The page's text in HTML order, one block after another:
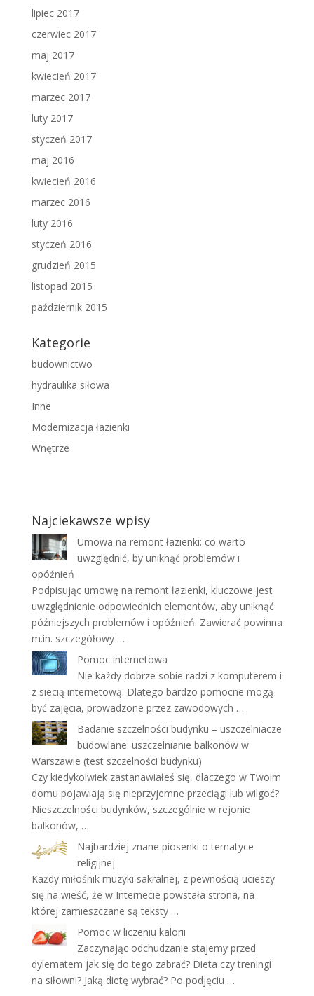
lipiec 2017
czerwiec 2017
maj 2017
kwiecień 2017
marzec 2017
luty 2017
styczeń 2017
maj 2016
kwiecień 2016
marzec 2016
luty 2016
styczeń 2016
grudzień 2015
listopad 2015
październik 2015
Kategorie
budownictwo
hydraulika siłowa
Inne
Modernizacja łazienki
Wnętrze
Najciekawsze wpisy
Umowa na remont łazienki: co warto
uwzględnić, by uniknąć problemów i
opóźnień
Podpisując umowę na remont łazienki, kluczowe jest
uwzględnienie odpowiednich elementów, aby uniknąć
późniejszych problemów i opóźnień. Zawierać powinna
m.in. szczegółowy …
Pomoc internetowa
Nie każdy dobrze sobie radzi z komputerem i
z siecią internetową. Dlatego bardzo pomocne mogą
być zajęcia, prowadzone przez zawodowych …
Badanie szczelności budynku – uszczelniacze
budowlane: uszczelnianie balkonów w
Warszawie (test szczelności budynku)
Czy kiedykolwiek zastanawiałeś się, dlaczego w Twoim
domu pojawiają się nieprzyjemne przeciągi lub wilgoć?
Nieszczelności budynków, szczególnie w rejonie
balkonów, …
Najbardziej znane piosenki o tematyce
religijnej
Każdy miłośnik muzyki sakralnej, z pewnością ucieszy
się na wieść, że w Internecie powstała strona, na
której zamieszczane są teksty …
Pomoc w liczeniu kalorii
Zaczynając odchudzanie stajemy przed
dylematem jak się do tego zabrać? Dieta czy treningi
na siłowni? Jaką dietę wybrać? Po podjęciu …